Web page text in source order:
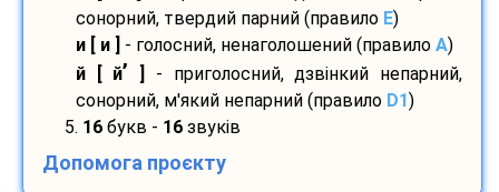
сонорний, твердий парний (правило E)
и [ и ]
- голосний, ненаголошений (правило A)
й [ й’
- приголосний, дзвінкий непарний,
сонорний, м'який непарний (правило D1)
5. 16 букв - 16 звуків
Допомога проєкту